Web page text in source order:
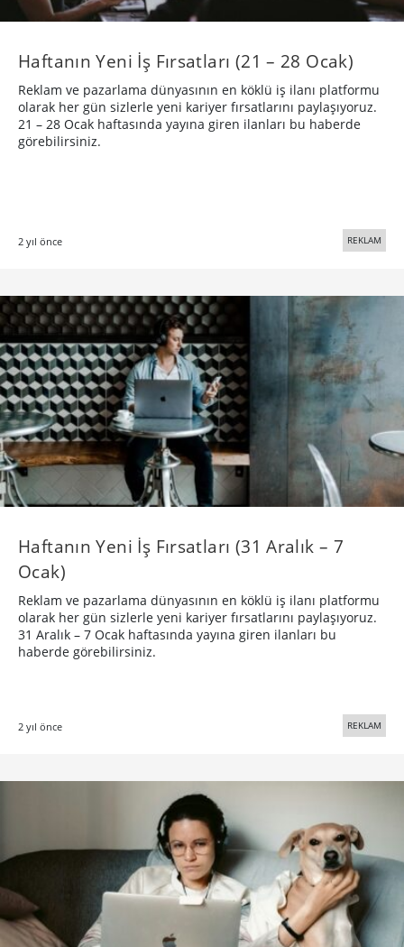
Haftanın Yeni İş Fırsatları (21 – 28 Ocak)
Reklam ve pazarlama dünyasının en köklü iş ilanı platformu
olarak her gün sizlerle yeni kariyer fırsatlarını paylaşıyoruz.
21 – 28 Ocak haftasında yayına giren ilanları bu haberde
görebilirsiniz.
2 yıl önce REKLAM
Haftanın Yeni İş Fırsatları (31 Aralık – 7
Ocak)
Reklam ve pazarlama dünyasının en köklü iş ilanı platformu
olarak her gün sizlerle yeni kariyer fırsatlarını paylaşıyoruz.
31 Aralık – 7 Ocak haftasında yayına giren ilanları bu
haberde görebilirsiniz.
2 yıl önce REKLAM